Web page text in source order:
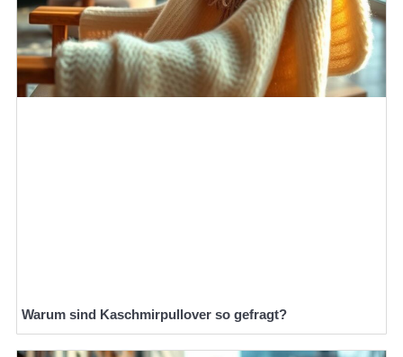
Warum sind Kaschmirpullover so gefragt?